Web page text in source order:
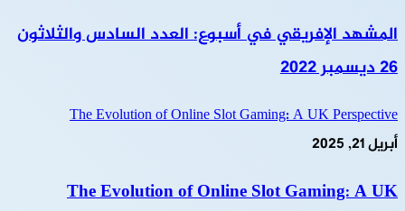
المشهد الإفريقي في أسبوع: العدد السادس والثلاثون
26 ديسمبر 2022
The Evolution of Online Slot Gaming: A UK Perspective
أبريل 21, 2025
The Evolution of Online Slot Gaming: A UK